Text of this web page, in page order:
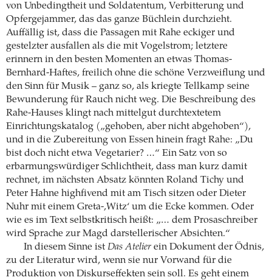
von Unbedingtheit und Soldatentum, Verbitterung und
Opfergejammer, das das ganze Büchlein durchzieht.
Auffällig ist, dass die Passagen mit Rahe eckiger und
gestelzter ausfallen als die mit Vogelstrom; letztere
erinnern in den besten Momenten an etwas Thomas-
Bernhard-Haftes, freilich ohne die schöne Verzweiflung und
den Sinn für Musik – ganz so, als kriegte Tellkamp seine
Bewunderung für Rauch nicht weg. Die Beschreibung des
Rahe-Hauses klingt nach mittelgut durchtextetem
Einrichtungskatalog („gehoben, aber nicht abgehoben“),
und in die Zubereitung von Essen hinein fragt Rahe: „Du
bist doch nicht etwa Vegetarier? …“ Ein Satz von so
erbarmungswürdiger Schlichtheit, dass man kurz damit
rechnet, im nächsten Absatz könnten Roland Tichy und
Peter Hahne highfivend mit am Tisch sitzen oder Dieter
Nuhr mit einem Greta-‚Witz‘ um die Ecke kommen. Oder
wie es im Text selbstkritisch heißt: „… dem Prosaschreiber
wird Sprache zur Magd darstellerischer Absichten.“
In diesem Sinne ist Das Atelierein Dokument der Ödnis,
zu der Literatur wird, wenn sie nur Vorwand für die
Produktion von Diskurseffekten sein soll. Es geht einem